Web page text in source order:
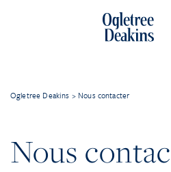
Ogletree Deakins > Nous contacter
Nous